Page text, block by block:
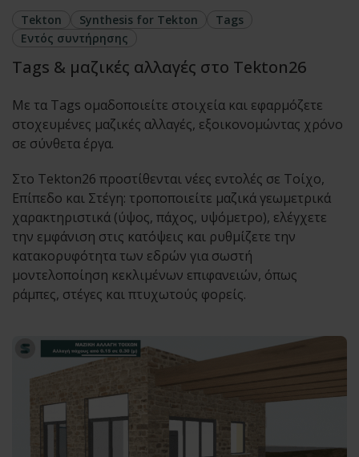
Tekton Synthesis for Tekton
Tags
Εντός συντήρησης
Tags & μαζικές αλλαγές στο Tekton26
Με τα Tags ομαδοποιείτε στοιχεία και εφαρμόζετε
στοχευμένες μαζικές αλλαγές, εξοικονομώντας χρόνο
σε σύνθετα έργα.
Στο Tekton26 προστίθενται νέες εντολές σε Τοίχο,
Επίπεδο και Στέγη: τροποποιείτε μαζικά γεωμετρικά
χαρακτηριστικά (ύψος, πάχος, υψόμετρο), ελέγχετε
την εμφάνιση στις κατόψεις και ρυθμίζετε την
κατακορυφότητα των εδρών για σωστή
μοντελοποίηση κεκλιμένων επιφανειών, όπως
ράμπες, στέγες και πτυχωτούς φορείς.